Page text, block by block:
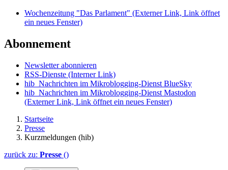
Wochenzeitung "Das Parlament" (Externer Link, Link öffnet
ein neues Fenster)
Abonnement
Newsletter abonnieren
RSS-Dienste (Interner Link)
hib_Nachrichten im Mikroblogging-Dienst BlueSky
hib_Nachrichten im Mikroblogging-Dienst Mastodon
(Externer Link, Link öffnet ein neues Fenster)
Startseite
Presse
Kurzmeldungen (hib)
zurück zu: Presse ()